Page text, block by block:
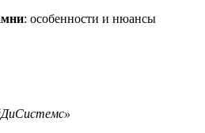
: особенности и нюансы